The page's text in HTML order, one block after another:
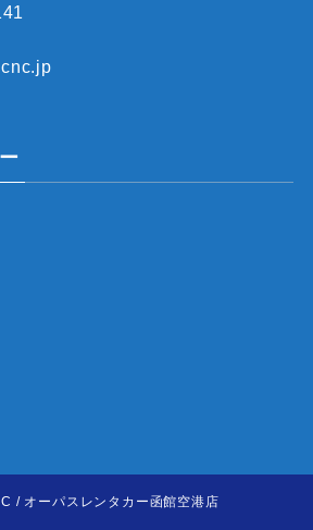
/ オーパスレンタカー函館空港店